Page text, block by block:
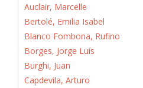
Auclair, Marcelle
Bertolé, Emilia Isabel
Blanco Fombona, Rufino
Borges, Jorge Luís
Burghi, Juan
Capdevila, Arturo